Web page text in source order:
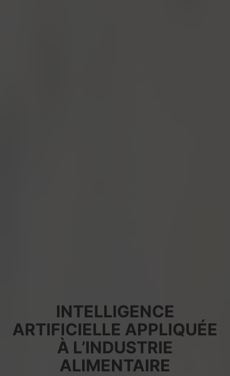
INTELLIGENCE
ARTIFICIELLE APPLIQUÉE
À L’INDUSTRIE
ALIMENTAIRE